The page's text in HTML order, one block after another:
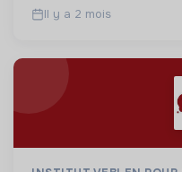
Il y a 2 mois